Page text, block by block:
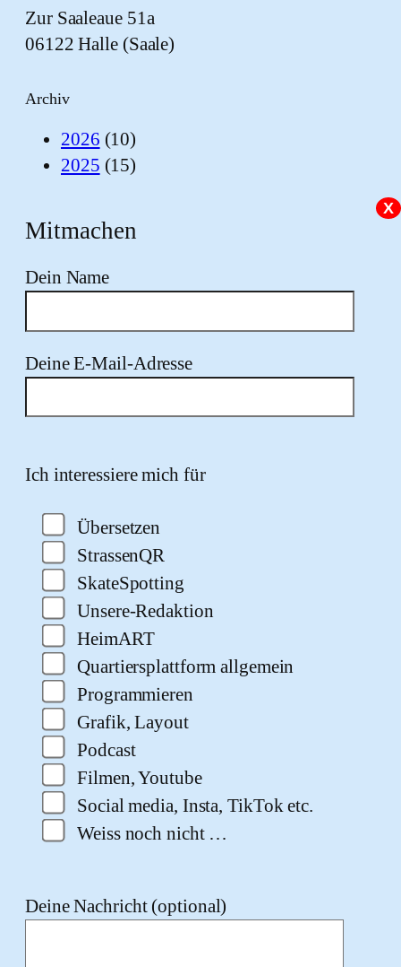
Zur Saaleaue 51a
06122 Halle (Saale)
Archiv
2026 (10)
2025 (15)
X
Mitmachen
Dein Name
Deine E-Mail-Adresse
Ich interessiere mich für
Übersetzen
StrassenQR
SkateSpotting
Unsere-Redaktion
HeimART
Quartiersplattform allgemein
Programmieren
Grafik, Layout
Podcast
Filmen, Youtube
Social media, Insta, TikTok etc.
Weiss noch nicht …
Deine Nachricht (optional)